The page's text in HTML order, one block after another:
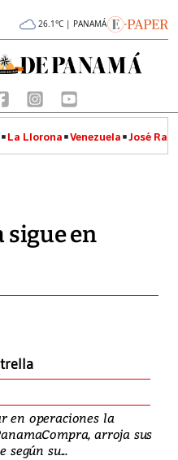
26.1°C | PANAMÁ
La Llorona Venezuela José
sigue en
en operaciones la
arroja sus
según su...